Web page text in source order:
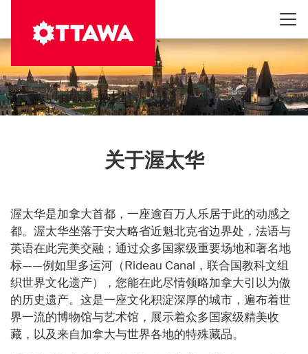
到
要
内
容
关于渥太华
渥太华是加拿大首都，一座逾百万人乐居于此的动感之
都。渥太华坐落于安大略省近魁北克省边界处，法语与
英语在此完美交融；通过众多国家级重要场地和著名地
标——例如里多运河（Rideau Canal，联合国教科文组
织世界文化遗产），您能在此尽情领略加拿大引以为傲
的历史遗产。这是一座文化积淀深厚的城市，遍布着世
界一流的博物馆与艺术馆，展示着众多国家级精美收
藏，以及来自加拿大与世界各地的特殊藏品。